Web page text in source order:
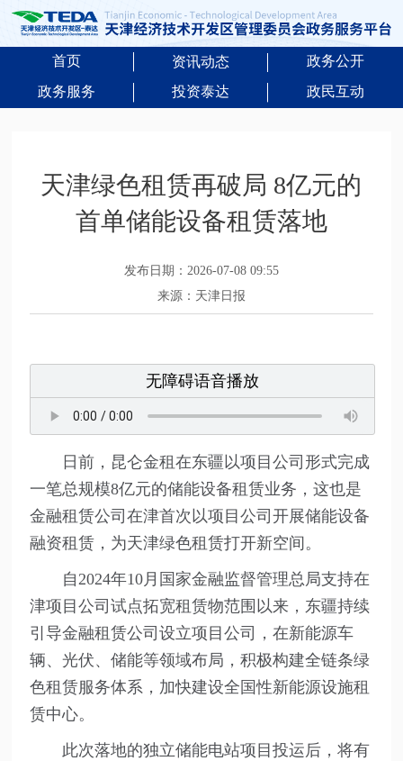
首页 资讯动态
政务公开
政务服务
投资泰达 政民互动
天津绿色租赁再破局 8亿元的
首单储能设备租赁落地
发布日期：2026-07-08 09:55
来源：天津日报
无障碍语音播放
日前，昆仑金租在东疆以项目公司形式完成
一笔总规模8亿元的储能设备租赁业务，这也是
金融租赁公司在津首次以项目公司开展储能设备
融资租赁，为天津绿色租赁打开新空间。
自2024年10月国家金融监督管理总局支持在
津项目公司试点拓宽租赁物范围以来，东疆持续
引导金融租赁公司设立项目公司，在新能源车
辆、光伏、储能等领域布局，积极构建全链条绿
色租赁服务体系，加快建设全国性新能源设施租
赁中心。
此次落地的独立储能电站项目投运后，将有